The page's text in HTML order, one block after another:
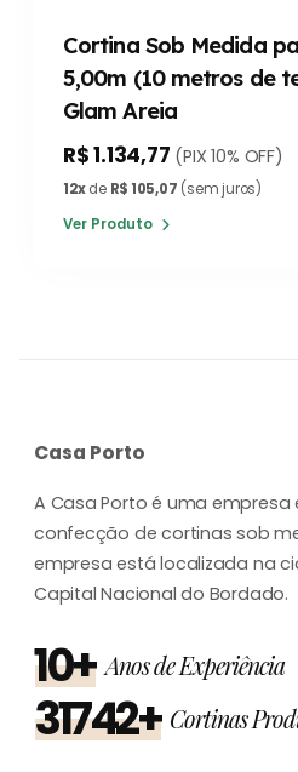
Cortina Sob Medida
5,00m (10 metros de
Glam Areia
R$ 1.134,77 (PIX 10% OFF)
12xde R$ 105,07 (sem juros)
Ver Produto
Casa Porto
A Casa Porto é uma empresa
confecção de cortinas sob
empresa está localizada na
Capital Nacional do Bordado.
10+ Anos de Experiência
31742+ Cortinas